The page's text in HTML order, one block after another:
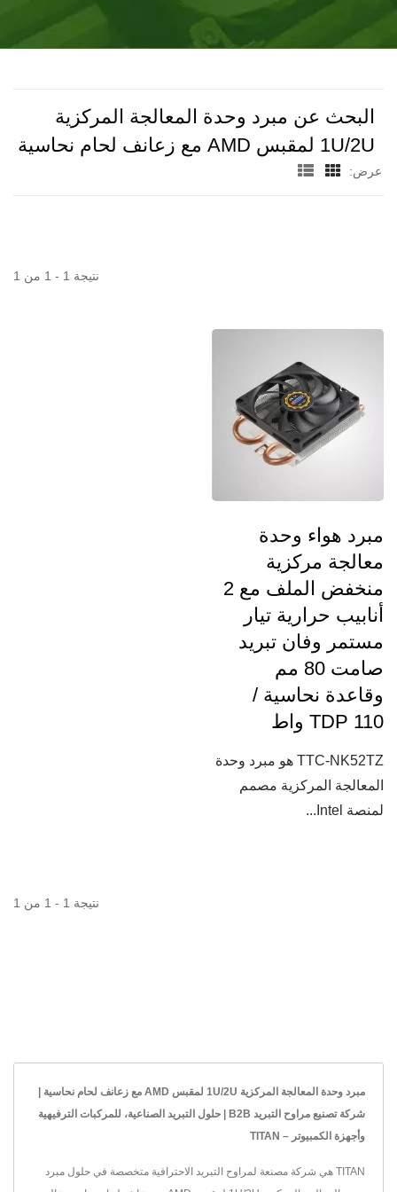
TITAN
البحث عن مبرد وحدة المعالجة المركزية
1U/2U لمقبس AMD مع زعانف لحام نحاسية
عرض:
نتيجة 1 - 1 من 1
مبرد هواء وحدة
معالجة مركزية
منخفض الملف مع 2
أنابيب حرارية تيار
مستمر وفان تبريد
صامت 80 مم
وقاعدة نحاسية /
TDP 110 واط
TTC-NK52TZ هو مبرد وحدة
المعالجة المركزية مصمم
لمنصة Intel...
نتيجة 1 - 1 من 1
مبرد وحدة المعالجة المركزية 1U/2U لمقبس AMD مع زعانف لحام نحاسية |
شركة تصنيع مراوح التبريد B2B | حلول التبريد الصناعية، للمركبات الترفيهية
وأجهزة الكمبيوتر – TITAN
TITAN هي شركة مصنعة لمراوح التبريد الاحترافية متخصصة في حلول مبرد